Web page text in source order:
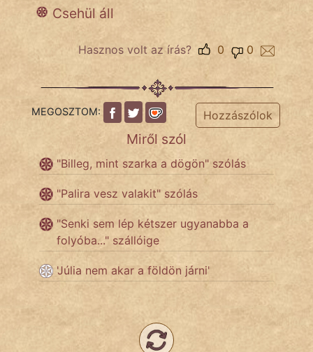
Hunor
Jób Gedeon
mikkamakka
vörös ördög
nagyöreg
NapHold
pszichopati
Csehül áll
Hasznos volt az írás? 0
0
MEGOSZTOM: Hozzászólok
Miről szól
"Billeg, mint szarka a dögön" szólás
"Palira vesz valakit" szólás
"Senki sem lép kétszer ugyanabba a
folyóba..." szállóige
'Júlia nem akar a földön járni'